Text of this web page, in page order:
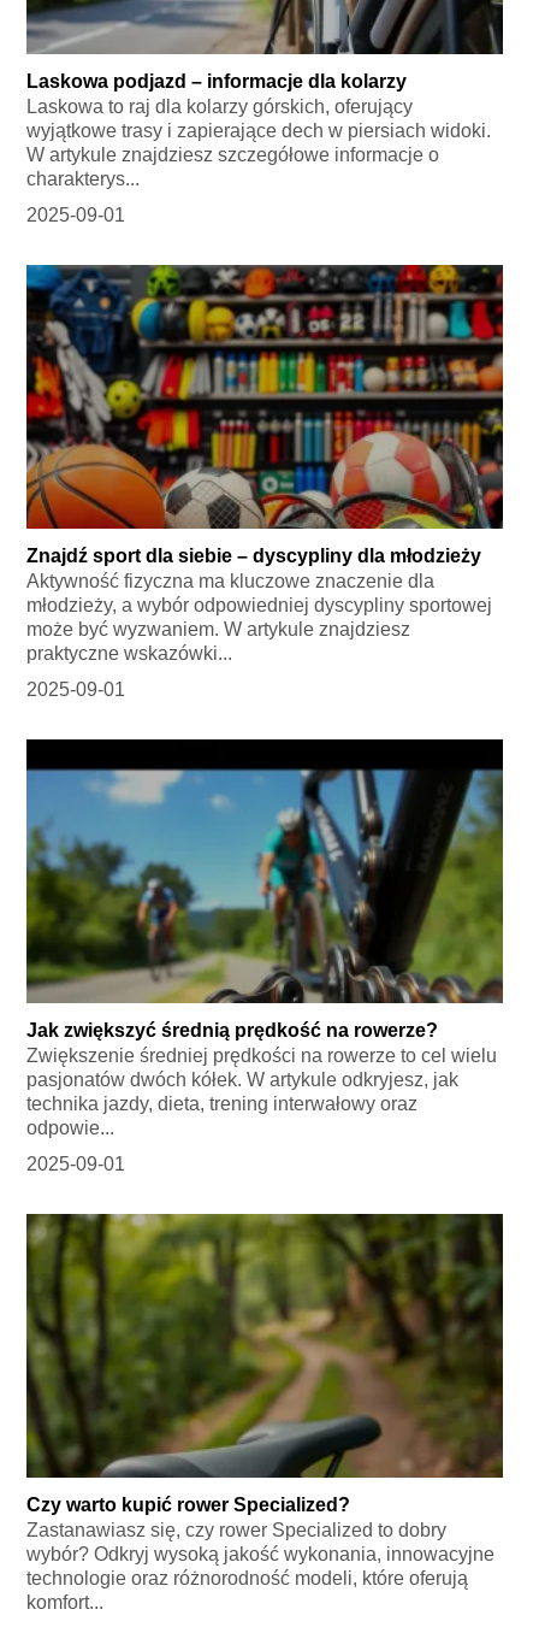
Laskowa podjazd – informacje dla kolarzy
Laskowa to raj dla kolarzy górskich, oferujący
wyjątkowe trasy i zapierające dech w piersiach widoki.
W artykule znajdziesz szczegółowe informacje o
charakterys...
2025-09-01
Znajdź sport dla siebie – dyscypliny dla młodzieży
Aktywność fizyczna ma kluczowe znaczenie dla
młodzieży, a wybór odpowiedniej dyscypliny sportowej
może być wyzwaniem. W artykule znajdziesz
praktyczne wskazówki...
2025-09-01
Jak zwiększyć średnią prędkość na rowerze?
Zwiększenie średniej prędkości na rowerze to cel wielu
pasjonatów dwóch kółek. W artykule odkryjesz, jak
technika jazdy, dieta, trening interwałowy oraz
odpowie...
2025-09-01
Czy warto kupić rower Specialized?
Zastanawiasz się, czy rower Specialized to dobry
wybór? Odkryj wysoką jakość wykonania, innowacyjne
technologie oraz różnorodność modeli, które oferują
komfort...